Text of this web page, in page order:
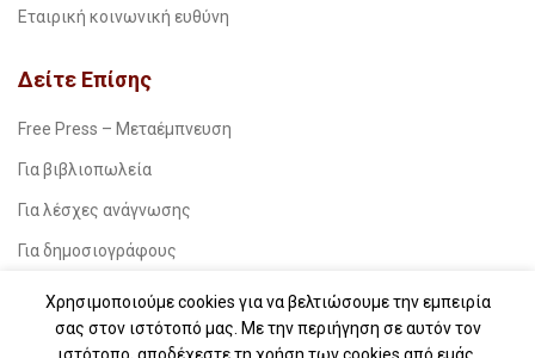
Εταιρική κοινωνική ευθύνη
Δείτε Επίσης
Free Press – Μεταέμπνευση
Για βιβλιοπωλεία
Για λέσχες ανάγνωσης
Για δημοσιογράφους
Για σχολεία
Για βιβλιοφιλικές ομάδες
Χρησιμοποιούμε cookies για να βελτιώσουμε την εμπειρία
σας στον ιστότοπό μας. Με την περιήγηση σε αυτόν τον